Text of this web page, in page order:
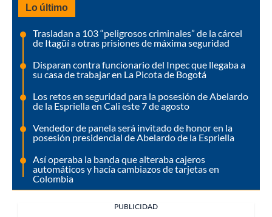
Lo último
Trasladan a 103 “peligrosos criminales” de la cárcel
de Itagüí a otras prisiones de máxima seguridad
Disparan contra funcionario del Inpec que llegaba a
su casa de trabajar en La Picota de Bogotá
Los retos en seguridad para la posesión de Abelardo
de la Espriella en Cali este 7 de agosto
Vendedor de panela será invitado de honor en la
posesión presidencial de Abelardo de la Espriella
Así operaba la banda que alteraba cajeros
automáticos y hacía cambiazos de tarjetas en
Colombia
PUBLICIDAD